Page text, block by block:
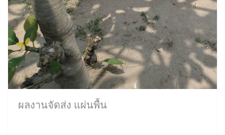
ผลงานจัดส่ง แผ่นพื้น